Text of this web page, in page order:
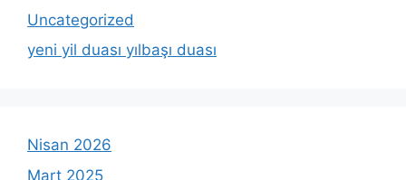
Uncategorized
yeni yil duası yılbaşı duası
Nisan 2026
Mart 2025